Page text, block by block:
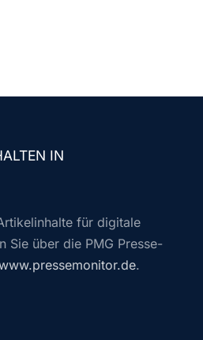
IN
für digitale
Sie über die PMG Presse-
.